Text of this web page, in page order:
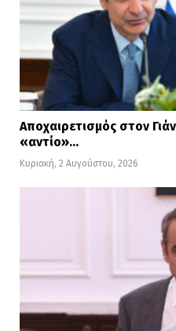
Αποχαιρετισμός στον
«αντίο»…
Κυριακή, 2 Αυγούστου, 2026